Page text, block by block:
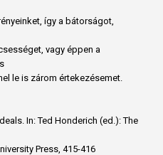
így a bátorságot,
vagy éppen a
le is zárom értekezésemet.
In: Ted Honderich (ed.): The
Press, 415-416